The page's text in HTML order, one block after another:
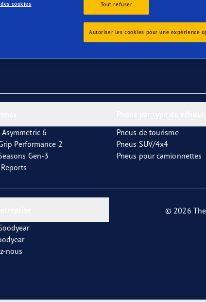
F1 SuperSport
F1 Asymmetric 6
Asymmetric 6
Performance 2
Gen-3
Pneus de tourisme
Pneus SUV/4x4
Pneus pour camionnettes
nous
© 2026 The
cookies Tout refuser
Autoriser les cookies pour une expérience